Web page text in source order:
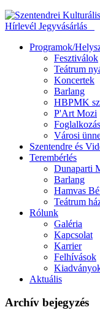
Hírlevél Jegyvásárlás
Programok/
Fesztiválok
Teátrum
Koncertek
Barlang
HBPMK
P'Art Mozi
Városi
Szentendre és
Terembérlés
Dunaparti
Barlang
Hamvas
Teátrum
Rólunk
Galéria
Kapcsolat
Karrier
Felhívások
Aktuális
Archív bejegyzés